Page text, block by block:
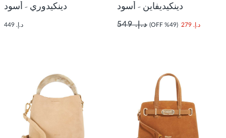
دينكيديفاين - أسود
د.إ. 279 (49% OFF) د.إ. 549
دينكيدوري - أسود
د.إ. 449